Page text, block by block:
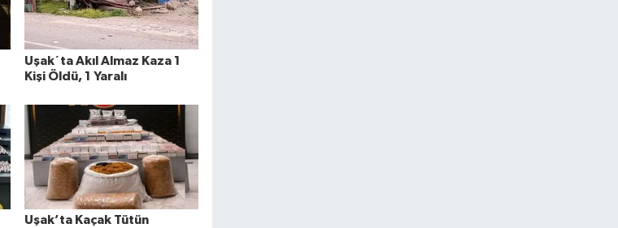
Uşak´ta Akıl Almaz Kaza 1
Kişi Öldü, 1 Yaralı
Uşak’ta Kaçak Tütün